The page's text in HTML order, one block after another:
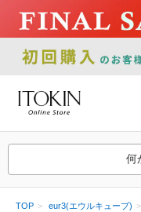
何
TOP eur3(エウルキューブ)